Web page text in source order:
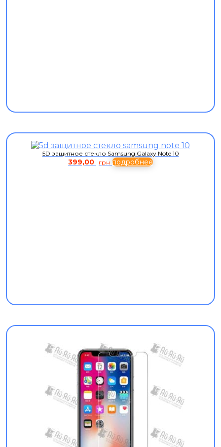
5D защитное стекло Samsung Galaxy Note 10
399,00 грн подробнее